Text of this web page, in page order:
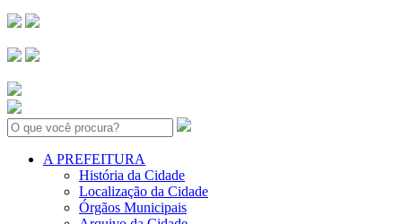
Search:
A PREFEITURA
História da Cidade
Localização da Cidade
Órgãos Municipais